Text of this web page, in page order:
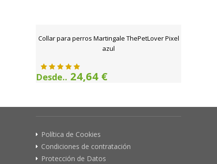
Collar para perros Martingale ThePetLover Pixel
azul
Desde.. 24,64 €
Política de Cookies
Condiciones de contratación
Protección de Datos